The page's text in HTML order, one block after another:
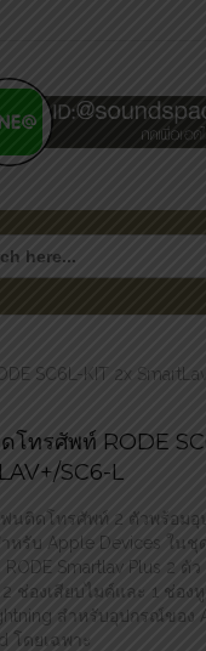
SC6L-KIT 2x
โทรศัพท์ RODE
SC6-L
ฟนติดโทรศัพท์ 2 ตัวพร้อมอุ
ำหรับ Apple Devices ในชุ
Smartlav Plus 2 ตั
ช่องเสียบไมค์และ 1 ช่อง
สำหรับอุปกรณ์ของ
โดยเฉพาะ